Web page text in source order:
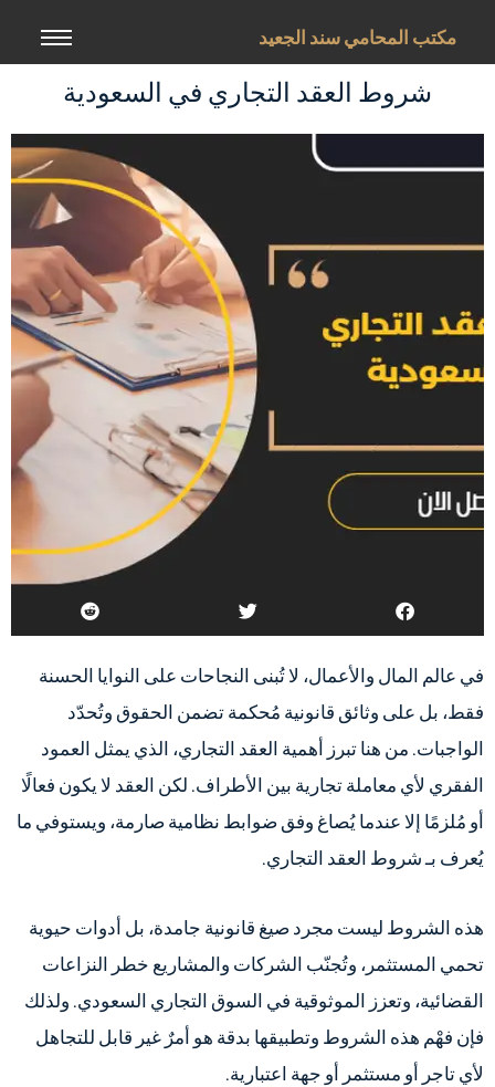
مكتب المحامي سند الجعيد
شروط العقد التجاري في السعودية
في عالم المال والأعمال، لا تُبنى النجاحات على النوايا الحسنة
فقط، بل على وثائق قانونية مُحكمة تضمن الحقوق وتُحدّد
الواجبات. من هنا تبرز أهمية العقد التجاري، الذي يمثل العمود
الفقري لأي معاملة تجارية بين الأطراف. لكن العقد لا يكون فعالًا
أو مُلزمًا إلا عندما يُصاغ وفق ضوابط نظامية صارمة، ويستوفي ما
يُعرف بـ شروط العقد التجاري.
هذه الشروط ليست مجرد صيغ قانونية جامدة، بل أدوات حيوية
تحمي المستثمر، وتُجنّب الشركات والمشاريع خطر النزاعات
القضائية، وتعزز الموثوقية في السوق التجاري السعودي. ولذلك
فإن فهْم هذه الشروط وتطبيقها بدقة هو أمرٌ غير قابل للتجاهل
لأي تاجر أو مستثمر أو جهة اعتبارية.